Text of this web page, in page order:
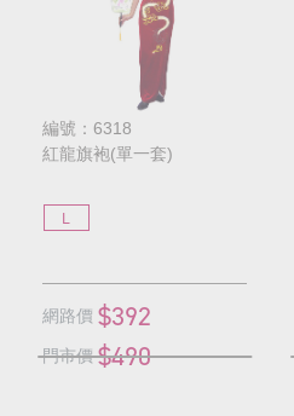
編號：6318
紅龍旗袍(單一套)
L
網路價 $392
門市價 $490